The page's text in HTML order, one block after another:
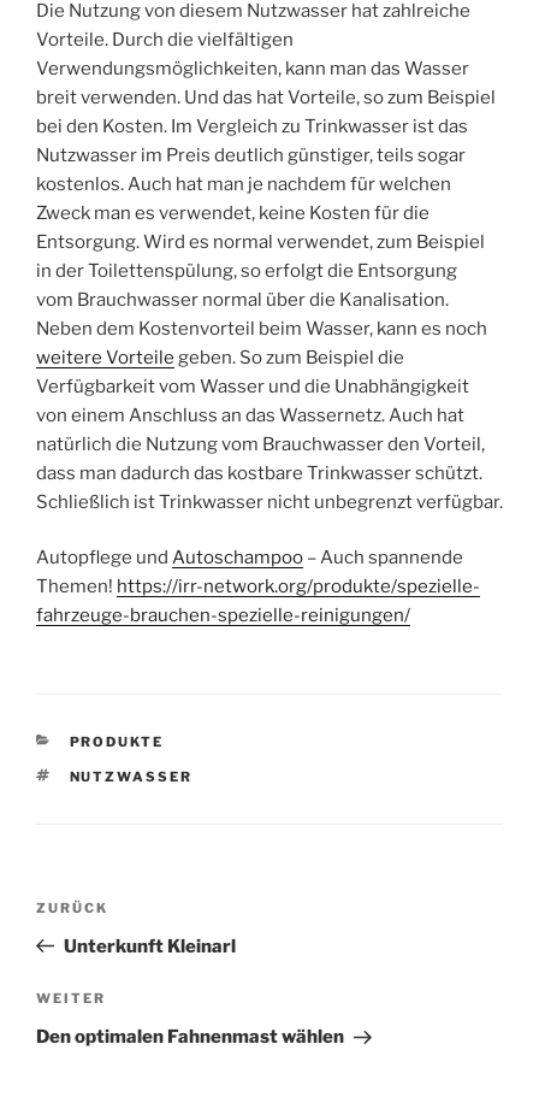
Die Nutzung von diesem Nutzwasser hat zahlreiche
Vorteile. Durch die vielfältigen
Verwendungsmöglichkeiten, kann man das Wasser
breit verwenden. Und das hat Vorteile, so zum Beispiel
bei den Kosten. Im Vergleich zu Trinkwasser ist das
Nutzwasser im Preis deutlich günstiger, teils sogar
kostenlos. Auch hat man je nachdem für welchen
Zweck man es verwendet, keine Kosten für die
Entsorgung. Wird es normal verwendet, zum Beispiel
in der Toilettenspülung, so erfolgt die Entsorgung
vom Brauchwasser normal über die Kanalisation.
Neben dem Kostenvorteil beim Wasser, kann es noch
weitere Vorteile geben. So zum Beispiel die
Verfügbarkeit vom Wasser und die Unabhängigkeit
von einem Anschluss an das Wassernetz. Auch hat
natürlich die Nutzung vom Brauchwasser den Vorteil,
dass man dadurch das kostbare Trinkwasser schützt.
Schließlich ist Trinkwasser nicht unbegrenzt verfügbar.
Autopflege und Autoschampoo – Auch spannende
Themen! https://irr-network.org/produkte/spezielle-
fahrzeuge-brauchen-spezielle-reinigungen/
KATEGORIEN
PRODUKTE
SCHLAGWÖRTER
NUTZWASSER
Beitragsnavigation
Vorheriger
Beitrag
ZURÜCK
Unterkunft Kleinarl
Nächster
Beitrag
WEITER
Den optimalen Fahnenmast wählen